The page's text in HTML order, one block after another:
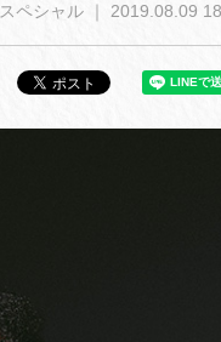
スペシャル ｜ 2019.08.09